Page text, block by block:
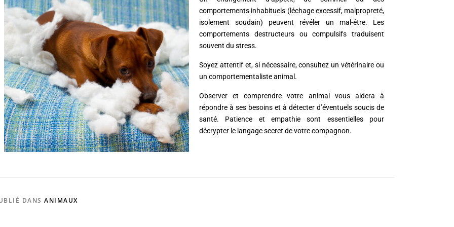
comportements inhabituels (léchage excessif, malpropreté,
isolement soudain) peuvent révéler un mal-être. Les
comportements destructeurs ou compulsifs traduisent
souvent du stress.
Soyez attentif et, si nécessaire, consultez un vétérinaire ou
un comportementaliste animal.
Observer et comprendre votre animal vous aidera à
répondre à ses besoins et à détecter d’éventuels soucis de
santé. Patience et empathie sont essentielles pour
décrypter le langage secret de votre compagnon.
DANS ANIMAUX